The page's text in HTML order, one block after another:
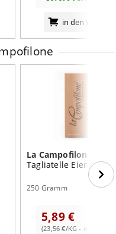
3 Liter Wasser
zum kochen
Nudeln 1-2 Minuten
in den
La Campofilone
Tagliatelle Eiernudeln
250 Gramm
5,89 €
(23,56 €/KG - ohne